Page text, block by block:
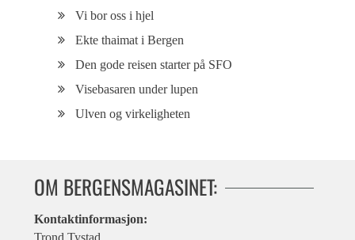
Vi bor oss i hjel
Ekte thaimat i Bergen
Den gode reisen starter på SFO
Visebasaren under lupen
Ulven og virkeligheten
OM BERGENSMAGASINET:
Kontaktinformasjon:
Trond Tystad